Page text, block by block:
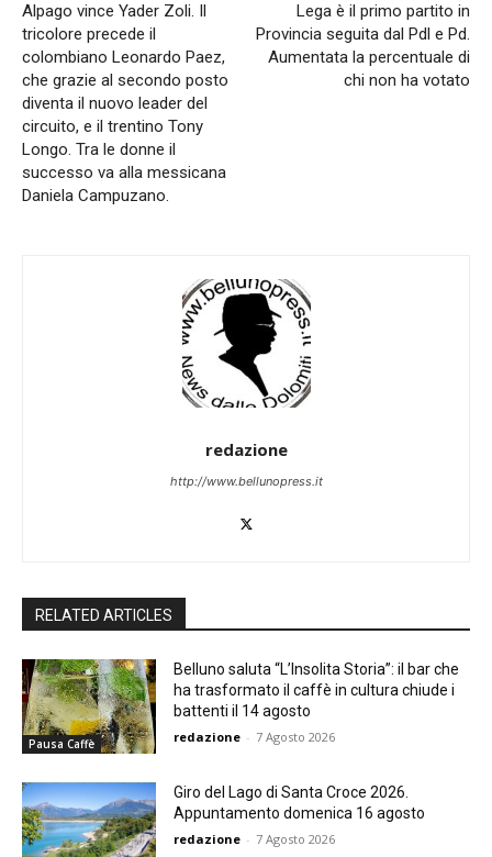
Alpago vince Yader Zoli. Il
tricolore precede il
colombiano Leonardo Paez,
che grazie al secondo posto
diventa il nuovo leader del
circuito, e il trentino Tony
Longo. Tra le donne il
successo va alla messicana
Daniela Campuzano.
Lega è il primo partito in
Provincia seguita dal Pdl e Pd.
Aumentata la percentuale di
chi non ha votato
redazione
http://www.bellunopress.it
RELATED ARTICLES
Pausa Caffè
Belluno saluta “L’Insolita Storia”: il bar che
ha trasformato il caffè in cultura chiude i
battenti il 14 agosto
redazione - 7 Agosto 2026
Giro del Lago di Santa Croce 2026.
Appuntamento domenica 16 agosto
redazione - 7 Agosto 2026